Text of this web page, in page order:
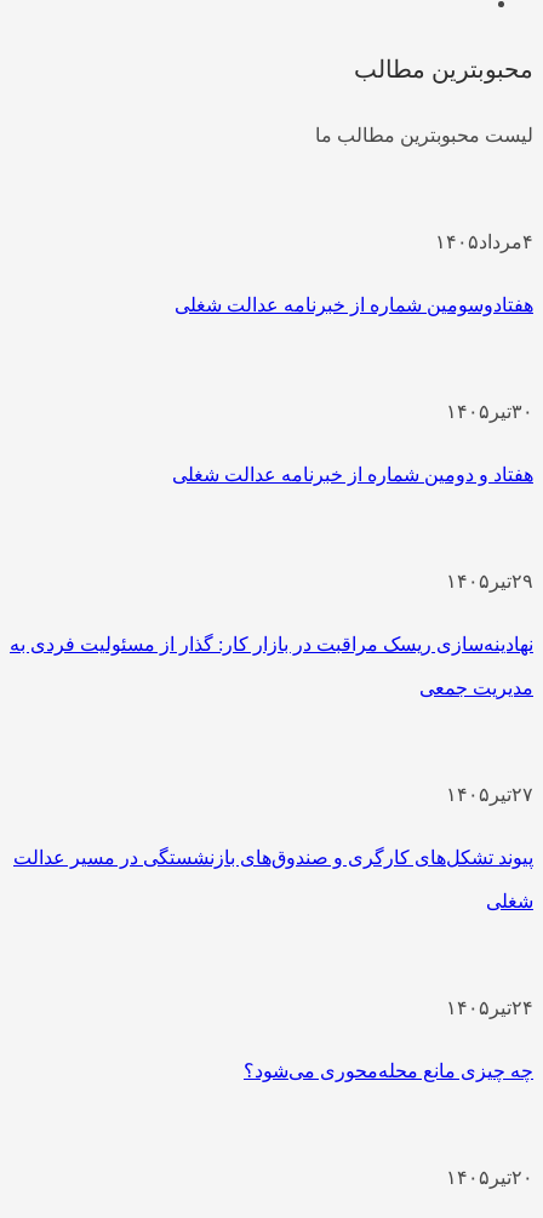
محبوبترین مطالب
لیست محبوبترین مطالب ما
۴مرداد۱۴۰۵
هفتادوسومین شماره از خبرنامه عدالت شغلی
۳۰تیر ۱۴۰۵
هفتاد و دومین شماره از خبرنامه عدالت شغلی
۲۹تیر ۱۴۰۵
نهادینه‌سازی ریسک مراقبت در بازار کار: گذار از مسئولیت فردی به
مدیریت جمعی
۲۷تیر ۱۴۰۵
پیوند تشکل‌های کارگری و صندوق‌های بازنشستگی در مسیر عدالت
شغلی
۲۴تیر ۱۴۰۵
چه چیزی مانع محله‌محوری می‌شود؟
۲۰تیر ۱۴۰۵